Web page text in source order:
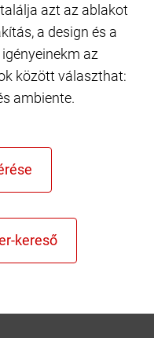
azt az ablakot
a design és a
az
között választhat:
ambiente.